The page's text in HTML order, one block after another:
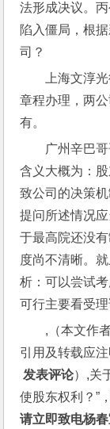
法形成决议。
陷入僵局，根
司？
上海文淳
章程办理，两
有。
广州辛巴
含义大概为：
致公司的决策
提问所述情况
于最高院还没
度尚不清晰。
析：可以尝试
可行主要看受
,（本文作
引用及转载应注
发表评论）,关
使股东权利？”
请立即致电杨